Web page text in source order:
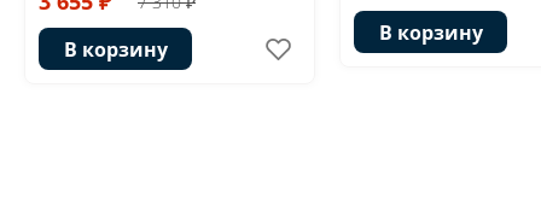
В корзину
В корзину